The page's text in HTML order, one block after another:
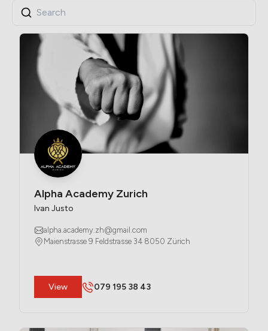
Alpha Academy Zurich
Ivan Justo
alpha.academy.zh@gmail.com
Maienstrasse 9 Feldstrasse 34 8050 Zürich
​View 079 195 38 43